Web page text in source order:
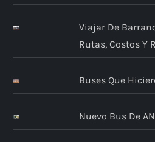
Viajar De
Rutas, Costos Y
Buses Que
Nuevo Bus De